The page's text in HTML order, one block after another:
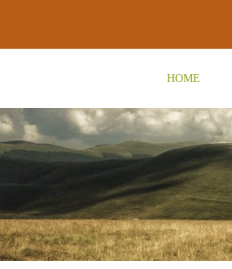
contenuto
HOME